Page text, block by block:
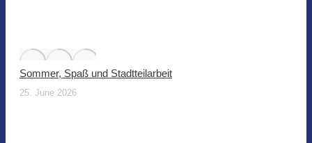
Sommer, Spaß und Stadtteilarbeit
25. June 2026